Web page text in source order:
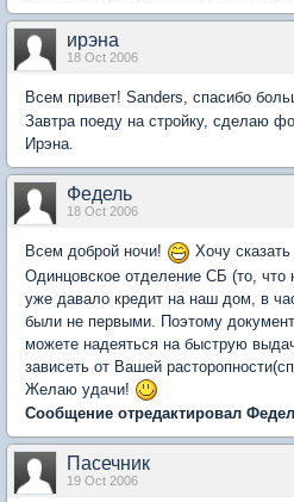
ирэна
18 Oct 2006
Всем привет! Sanders, спасибо
Завтра поеду на стройку, сделаю
Ирэна.
Федель
18 Oct 2006
Всем доброй ночи!
Хочу
Одинцовское отделение СБ (то,
уже давало кредит на наш дом, в
были не первыми. Поэтому
можете надеяться на быструю
зависеть от Вашей
Желаю удачи!
Сообщение отредактировал
Пасечник
19 Oct 2006